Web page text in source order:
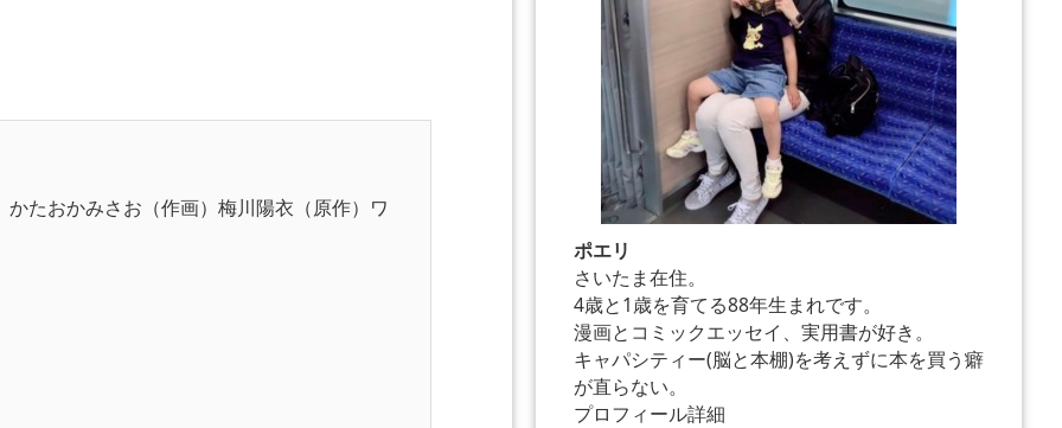
たおかみさお（作画）梅川陽衣（原作）ワ
ポエリ
さいたま在住。
4歳と1歳を育てる88年生まれです。
漫画とコミックエッセイ、実用書が好き。
キャパシティー(脳と本棚)を考えずに本を買う癖
が直らない。
プロフィール詳細